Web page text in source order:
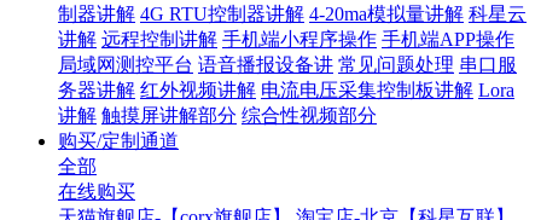
制器讲解 4G RTU控制器讲解 4-20ma模拟量讲解 科星云
讲解 远程控制讲解 手机端小程序操作 手机端APP操作
局域网测控平台 语音播报设备讲 常见问题处理 串口服
务器讲解 红外视频讲解 电流电压采集控制板讲解 Lora
讲解 触摸屏讲解部分 综合性视频部分
购买/定制通道
全部
在线购买